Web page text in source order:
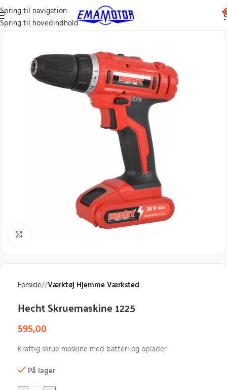
Spring til navigation
Spring til hovedindhold
Forside/ Værktøj Hjemme Værksted
Hecht Skruemaskine 1225
595,00
Kraftig skrue maskine med batteri og oplader
På lager